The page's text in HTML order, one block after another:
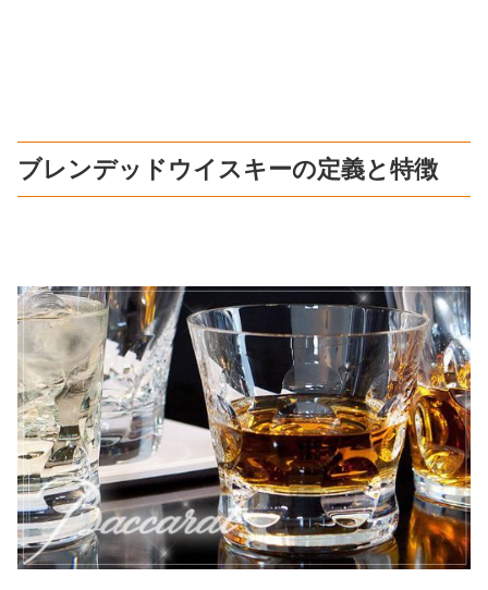
ブレンデッドウイスキーの定義と特徴